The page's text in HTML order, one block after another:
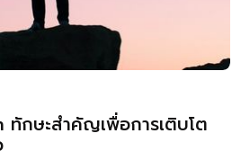
กษะสำคัญเพื่อการเติบโต